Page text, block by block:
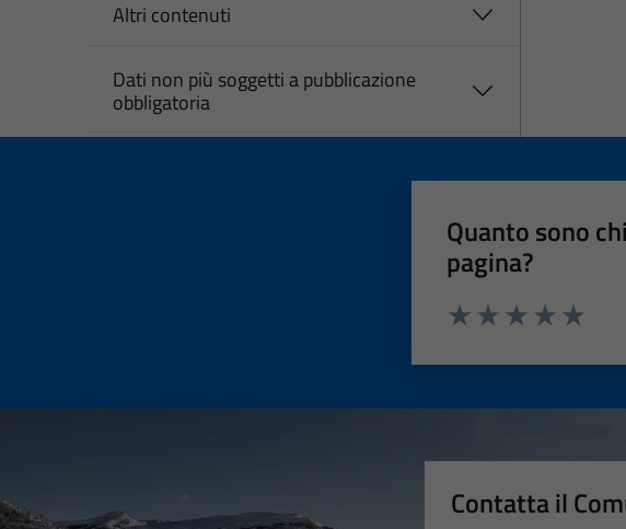
Altri contenuti
Dati non più soggetti a pubblicazione
obbligatoria
Quanto sono
pagina?
Contatta il